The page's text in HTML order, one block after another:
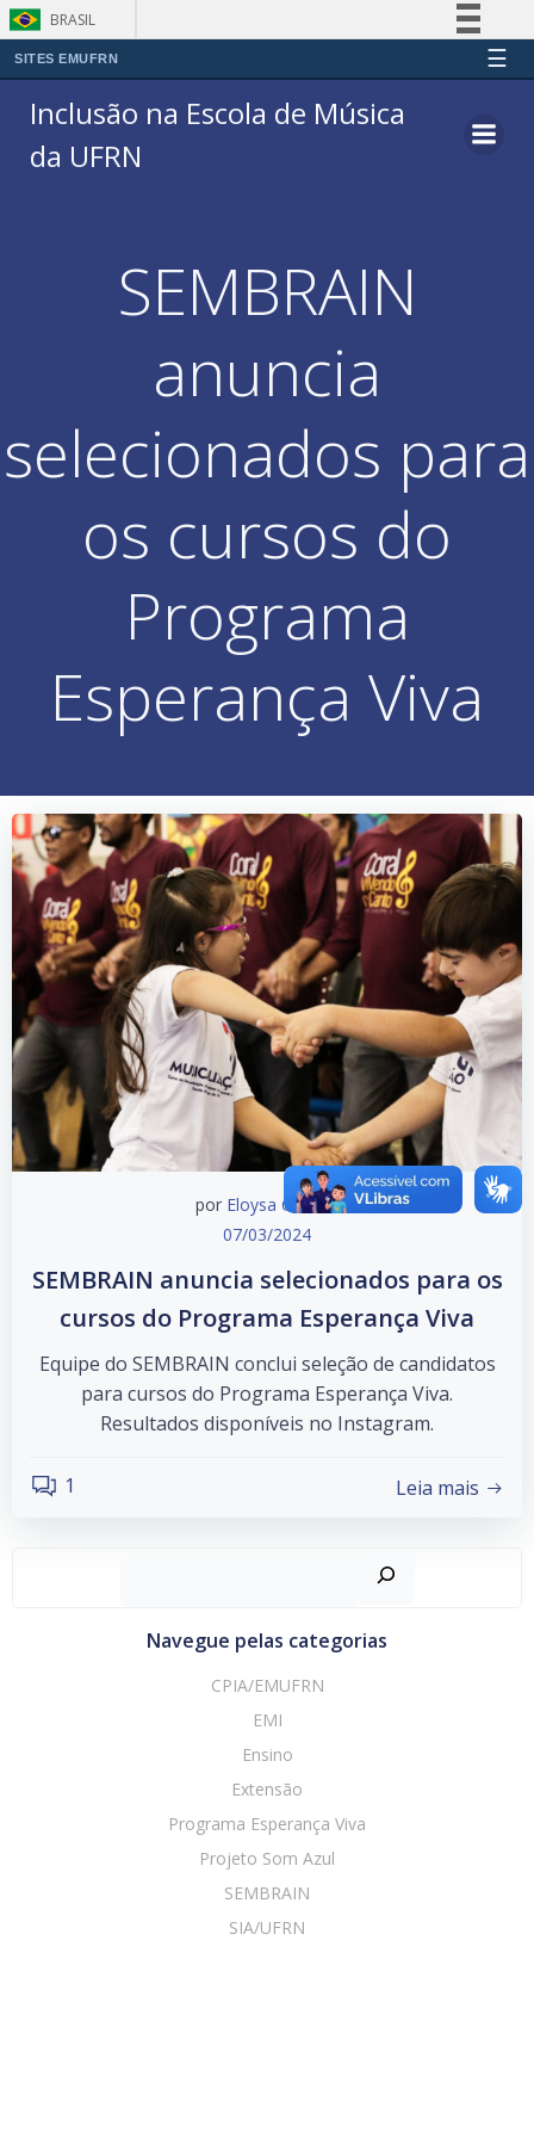
BRASIL
Participe
SITES EMUFRN
☰
para
Inclusão na Escola de Música
da UFRN
SEMBRAIN
anuncia
selecionados para
os cursos do
Programa
Esperança Viva
por Eloysa Oliveira
07/03/2024
SEMBRAIN anuncia selecionados para os
cursos do Programa Esperança Viva
Equipe do SEMBRAIN conclui seleção de candidatos
para cursos do Programa Esperança Viva.
Resultados disponíveis no Instagram.
1 Leia mais
Navegue pelas categorias
CPIA/EMUFRN
EMI
Ensino
Extensão
Programa Esperança Viva
Projeto Som Azul
SEMBRAIN
SIA/UFRN